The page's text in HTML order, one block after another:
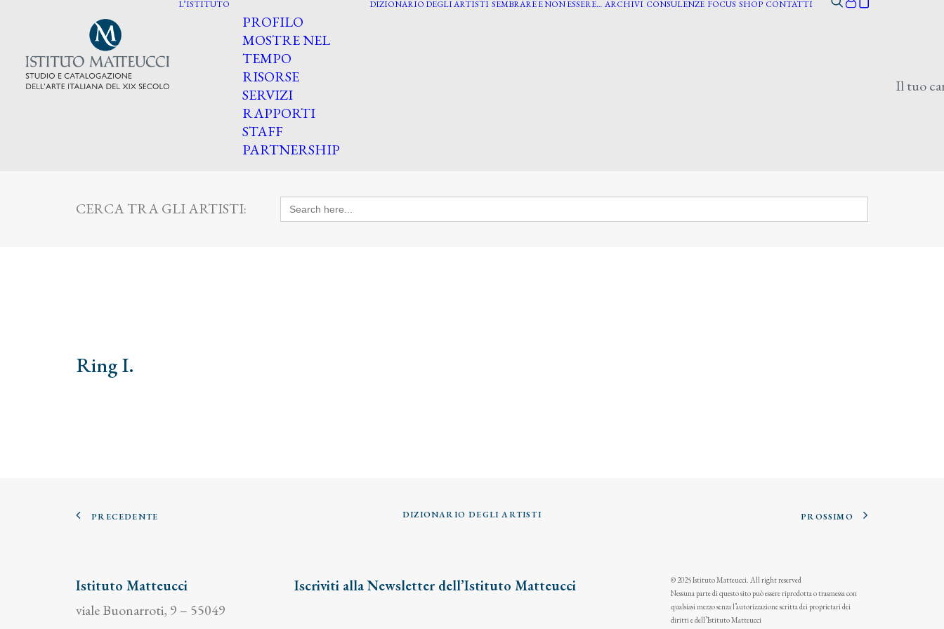
L’ISTITUTO
PROFILO
MOSTRE NEL
TEMPO
RISORSE
SERVIZI
RAPPORTI
STAFF
PARTNERSHIP
DIZIONARIO DEGLI ARTISTI SEMBRARE E NON ESSERE… ARCHIVI CONSULENZE FOCUS SHOP CONTATTI
Il tuo
CERCA TRA GLI ARTISTI: Search
for:
Ring I.
PRECEDENTE DIZIONARIO DEGLI ARTISTI PROSSIMO
Istituto Matteucci
viale Buonarroti, 9 – 55049
Iscriviti alla Newsletter dell’Istituto Matteucci
© 2025 Istituto Matteucci. All right reserved
Nessuna parte di questo sito può essere riprodotta o trasmessa con
qualsiasi mezzo senza l’autorizzazione scritta dei proprietari dei
diritti e dell’Istituto Matteucci